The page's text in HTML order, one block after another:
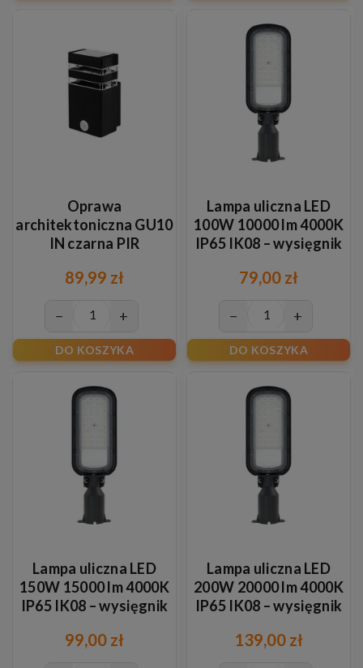
Oprawa
architektoniczna GU10
IN czarna PIR
89,99 zł
− +
DO KOSZYKA
Lampa uliczna LED
100W 10000 lm 4000K
IP65 IK08 – wysięgnik
79,00 zł
− +
DO KOSZYKA
Lampa uliczna LED
150W 15000 lm 4000K
IP65 IK08 – wysięgnik
99,00 zł
Lampa uliczna LED
200W 20000 lm 4000K
IP65 IK08 – wysięgnik
139,00 zł